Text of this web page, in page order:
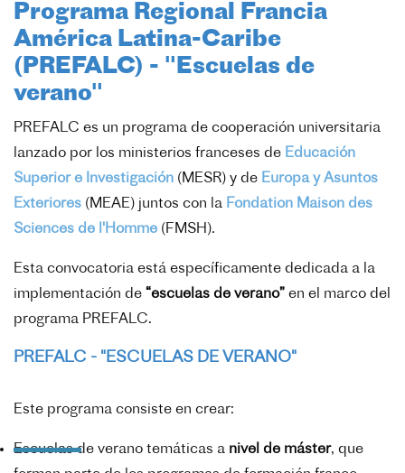
Programa Regional Francia
América Latina-Caribe
(PREFALC) - "Escuelas de
verano"
PREFALC es un programa de cooperación universitaria
lanzado por los ministerios franceses de Educación
Superior e Investigación (MESR) y de Europa y Asuntos
Exteriores (MEAE) juntos con la Fondation Maison des
Sciences de l'Homme (FMSH).
Esta convocatoria está específicamente dedicada a la
implementación de “escuelas de verano” en el marco del
programa PREFALC.
PREFALC - "ESCUELAS DE VERANO"
Este programa consiste en crear:
Escuelas de verano temáticas a nivel de máster, que